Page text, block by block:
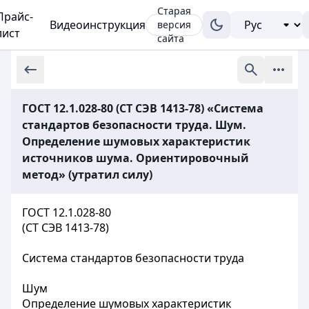
Видеоинструкция
Старая
версия
сайта
ГОСТ 12.1.028-80 (СТ СЭВ 1413-78) «Система
стандартов безопасности труда. Шум.
Определение шумовых характеристик
источников шума. Ориентировочный
метод» (утратил силу)
ГОСТ 12.1.028-80
(СТ СЭВ 1413-78)
Система стандартов безопасности труда
Шум
Определение шумовых характеристик